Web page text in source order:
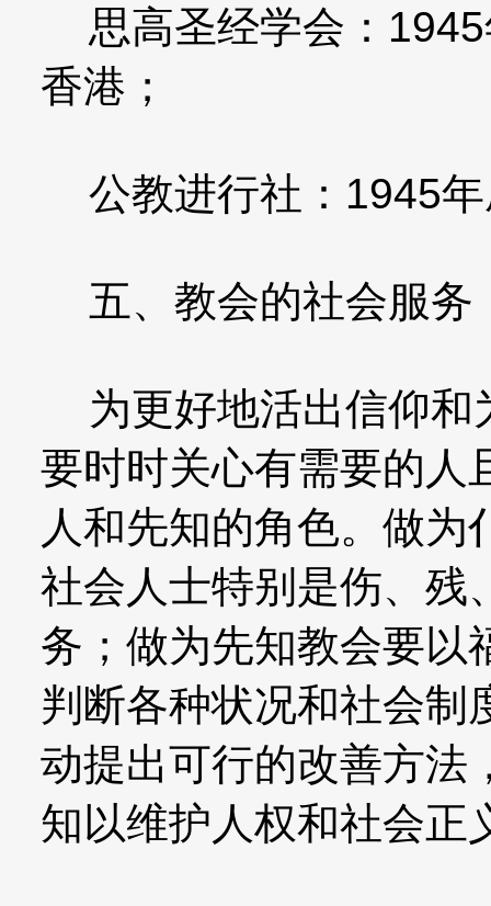
思高圣经学会：1945
香港；
公教进行社：1945年
五、教会的社会服务
为更好地活出信仰和
要时时关心有需要的人
人和先知的角色。做
社会人士特别是伤、残
务；做为先知教会要以
判断各种状况和社会制
动提出可行的改善方法
知以维护人权和社会正